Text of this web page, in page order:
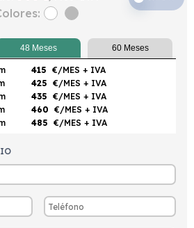
48 Meses 60 Meses
415 €/MES + IVA
425 €/MES + IVA
435 €/MES + IVA
460 €/MES + IVA
485 €/MES + IVA